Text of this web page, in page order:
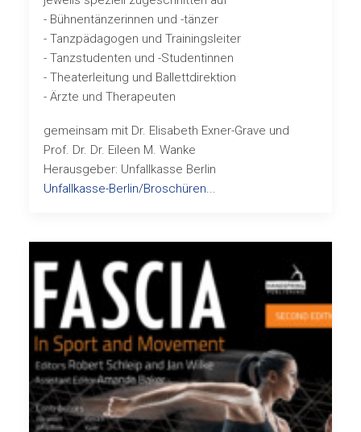
- Bühnentänzerinnen und -tänzer
- Tanzpädagogen und Trainingsleiter
- Tanzstudenten und -Studentinnen
- Theaterleitung und Ballettdirektion
- Ärzte und Therapeuten
gemeinsam mit Dr. Elisabeth Exner-Grave und
Prof. Dr. Dr. Eileen M. Wanke
Herausgeber: Unfallkasse Berlin
Unfallkasse-Berlin/Broschüren...